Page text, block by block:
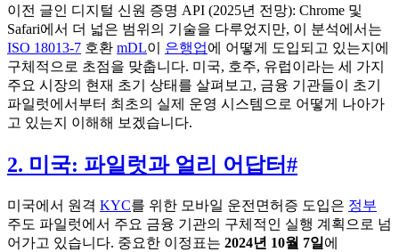
이전 글인 디지털 신원 증명 API (2025년 전망): Chrome 및
Safari에서 더 넓은 범위의 기술을 다루었지만, 이 분석에서는
ISO 18013-7 호환 mDL이 은행업에 어떻게 도입되고 있는지에
구체적으로 초점을 맞춥니다. 미국, 호주, 유럽이라는 세 가지
주요 시장의 현재 초기 상태를 살펴보고, 금융 기관들이 초기
파일럿에서부터 최초의 실제 운영 시스템으로 어떻게 나아가
고 있는지 이해해 보겠습니다.
2. 미국: 파일럿과 얼리 어답터#
미국에서 원격 KYC를 위한 모바일 운전면허증 도입은 정부
주도 파일럿에서 주요 금융 기관의 구체적인 실행 계획으로 넘
어가고 있습니다. 중요한 이정표는 2024년 10월 7일 에